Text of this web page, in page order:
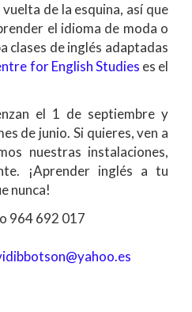
de la esquina, así que
el idioma de moda o
clases de inglés adaptadas
for English Studies es el
el 1 de septiembre y
de junio. Si quieres, ven a
nuestras instalaciones,
¡Aprender inglés a tu
nunca!
964 692 017
yahoo.es